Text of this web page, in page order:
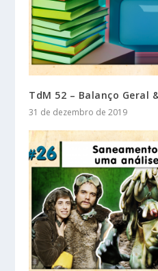
TdM 52 – Balanço Geral
31 de dezembro de 2019